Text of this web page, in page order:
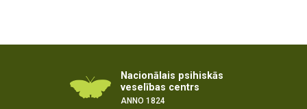
Nacionālais psihiskās
veselības centrs
ANNO 1824